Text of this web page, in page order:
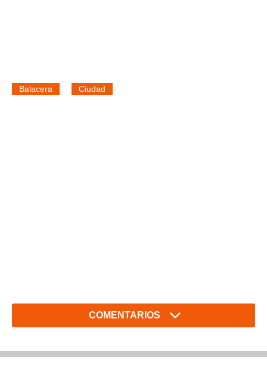
Balacera Ciudad
COMENTARIOS